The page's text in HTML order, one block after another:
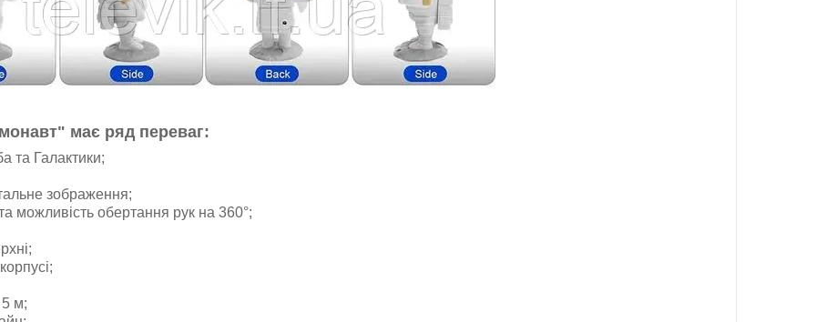
має ряд переваг:
та Галактики;
зображення;
можливість обертання рук на 360°;
5 м;